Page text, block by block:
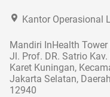
Kantor Operasional
Mandiri InHealth Tower
Jl. Prof. DR. Satrio
Karet Kuningan,
Jakarta Selatan,
12940